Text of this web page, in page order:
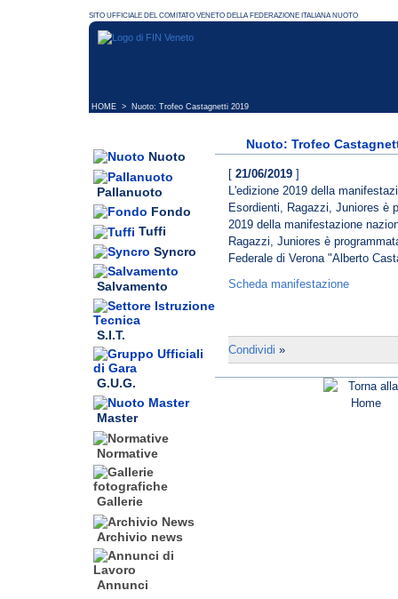
HOME > Nuoto: Trofeo Castagnetti 2019
Nuoto
Pallanuoto
Fondo
Tuffi
Syncro
Salvamento
S.I.T.
G.U.G.
Master
Normative
Gallerie
Archivio news
Annunci
Nuoto: Trofeo
[ 21/06/2019 ]
L'edizione 2019 della
Esordienti, Ragazzi, Juniores è
2019 della manifestazione
Ragazzi, Juniores è
Federale di Verona "Alberto
Scheda manifestazione
Condividi »